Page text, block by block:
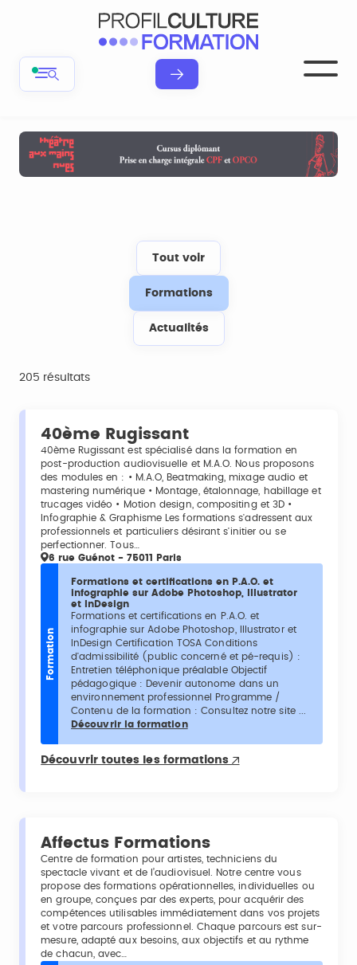
Tout voir
Formations
Actualités
205 résultats
40ème Rugissant
40ème Rugissant est spécialisé dans la formation en
post-production audiovisuelle et M.A.O. Nous proposons
des modules en : • M.A.O, Beatmaking, mixage audio et
mastering numérique • Montage, étalonnage, habillage et
trucages vidéo • Motion design, compositing et 3D •
Infographie & Graphisme Les formations s'adressent aux
professionnels et particuliers désirant s'initier ou se
perfectionner. Tous…
6 rue Guénot - 75011 Paris
Formation
Formations et certifications en P.A.O. et
infographie sur Adobe Photoshop, Illustrator
et InDesign
Formations et certifications en P.A.O. et
infographie sur Adobe Photoshop, Illustrator et
InDesign Certification TOSA Conditions
d'admissibilité (public concerné et pé-requis) :
Entretien téléphonique préalable Objectif
pédagogique : Devenir autonome dans un
environnement professionnel Programme /
Contenu de la formation : Consultez notre site ...
Découvrir la formation
Découvrir toutes les formations
Affectus Formations
Centre de formation pour artistes, techniciens du
spectacle vivant et de l’audiovisuel. Notre centre vous
propose des formations opérationnelles, individuelles ou
en groupe, conçues par des experts, pour acquérir des
compétences utilisables immédiatement dans vos projets
et votre parcours professionnel. Chaque parcours est sur-
mesure, adapté aux besoins, aux objectifs et au rythme
de chacun, avec…